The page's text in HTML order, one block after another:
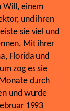
Will, einem
und ihren
sie viel und
Mit ihrer
Florida und
zog es sie
durch
und wurde
1993